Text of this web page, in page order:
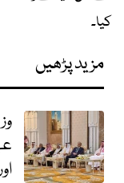
کیا۔
مزید پڑھیں